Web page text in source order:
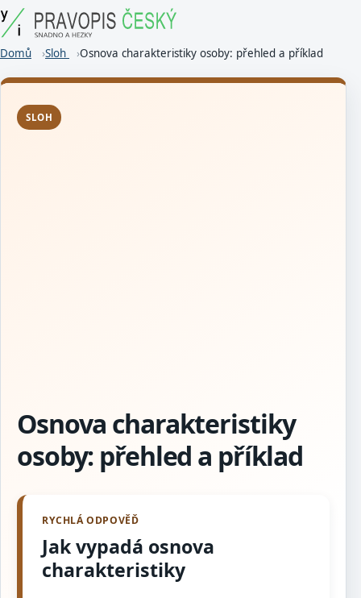
Domů Sloh Osnova charakteristiky osoby: přehled a příklad
SLOH
Osnova charakteristiky
osoby: přehled a příklad
Jak vypadá osnova
charakteristiky